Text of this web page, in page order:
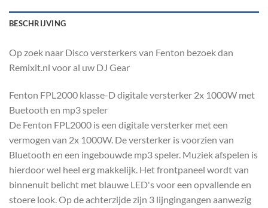
BESCHRIJVING
Op zoek naar Disco versterkers van Fenton bezoek dan
Remixit.nl voor al uw DJ Gear
Fenton FPL2000 klasse-D digitale versterker 2x 1000W met
Buetooth en mp3 speler
De Fenton FPL2000 is een digitale versterker met een
vermogen van 2x 1000W. De versterker is voorzien van
Bluetooth en een ingebouwde mp3 speler. Muziek afspelen is
hierdoor wel heel erg makkelijk. Het frontpaneel wordt van
binnenuit belicht met blauwe LED's voor een opvallende en
stoere look. Op de achterzijde zijn 3 lijngingangen aanwezig